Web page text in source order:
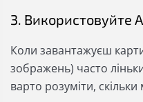
3. Використовуйте
Коли завантажуєш
зображень) часто
варто розуміти,